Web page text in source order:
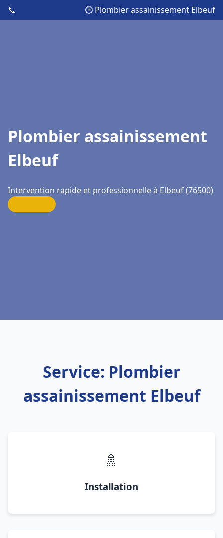
📞 🕒 Plombier assainissement Elbeuf
Plombier assainissement
Elbeuf
Intervention rapide et professionnelle à Elbeuf (76500)
Service: Plombier
assainissement Elbeuf
🚿
Installation